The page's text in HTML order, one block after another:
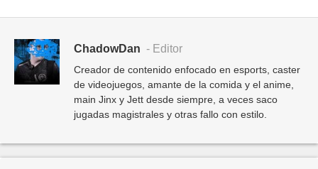
ChadowDan - Editor
Creador de contenido enfocado en esports, caster
de videojuegos, amante de la comida y el anime,
main Jinx y Jett desde siempre, a veces saco
jugadas magistrales y otras fallo con estilo.